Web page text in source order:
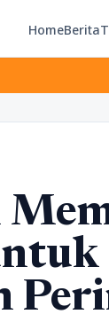
HomeBerita